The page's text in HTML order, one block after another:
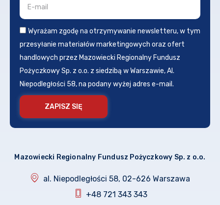
Wyrażam zgodę na otrzymywanie newsletteru, w tym
przesyłanie materiałów marketingowych oraz ofert
handlowych przez Mazowiecki Regionalny Fundusz
Pożyczkowy Sp. z o.o. z siedzibą w Warszawie, Al.
Niepodległości 58, na podany wyżej adres e-mail.
ZAPISZ SIĘ
Mazowiecki Regionalny Fundusz Pożyczkowy Sp. z o.o.
al. Niepodległości 58, 02-626 Warszawa
+48 721 343 343